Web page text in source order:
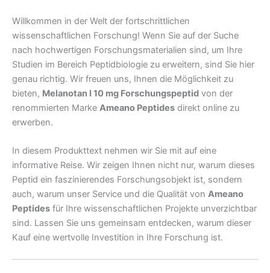
Willkommen in der Welt der fortschrittlichen
wissenschaftlichen Forschung! Wenn Sie auf der Suche
nach hochwertigen Forschungsmaterialien sind, um Ihre
Studien im Bereich Peptidbiologie zu erweitern, sind Sie hier
genau richtig. Wir freuen uns, Ihnen die Möglichkeit zu
bieten, Melanotan I 10 mg Forschungspeptid von der
renommierten Marke Ameano Peptides direkt online zu
erwerben.
In diesem Produkttext nehmen wir Sie mit auf eine
informative Reise. Wir zeigen Ihnen nicht nur, warum dieses
Peptid ein faszinierendes Forschungsobjekt ist, sondern
auch, warum unser Service und die Qualität von Ameano
Peptides für Ihre wissenschaftlichen Projekte unverzichtbar
sind. Lassen Sie uns gemeinsam entdecken, warum dieser
Kauf eine wertvolle Investition in Ihre Forschung ist.